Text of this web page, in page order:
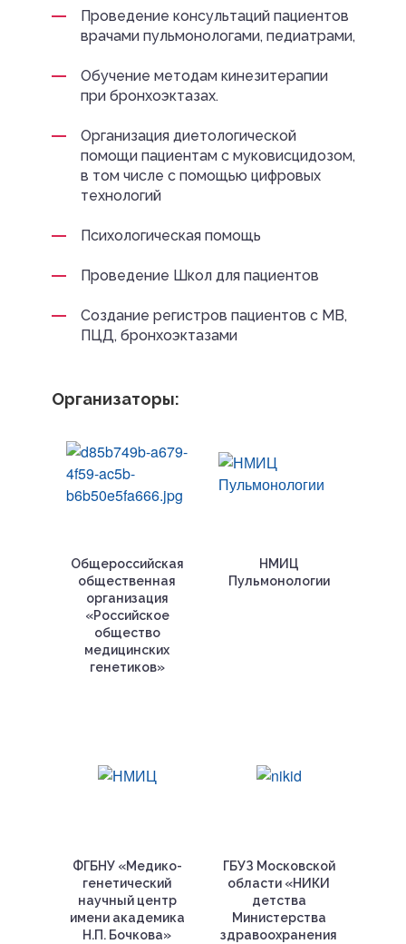
Проведение консультаций пациентов
врачами пульмонологами, педиатрами,
Обучение методам кинезитерапии
при бронхоэктазах.
Организация диетологической
помощи пациентам с муковисцидозом,
в том числе с помощью цифровых
технологий
Психологическая помощь
Проведение Школ для пациентов
Создание регистров пациентов с МВ,
ПЦД, бронхоэктазами
Организаторы:
Общероссийская
общественная
организация
«Российское
общество
медицинских
генетиков»
НМИЦ
Пульмонологии
ФГБНУ «Медико-
генетический
научный центр
имени академика
Н.П. Бочкова»
ГБУЗ Московской
области «НИКИ
детства
Министерства
здравоохранения